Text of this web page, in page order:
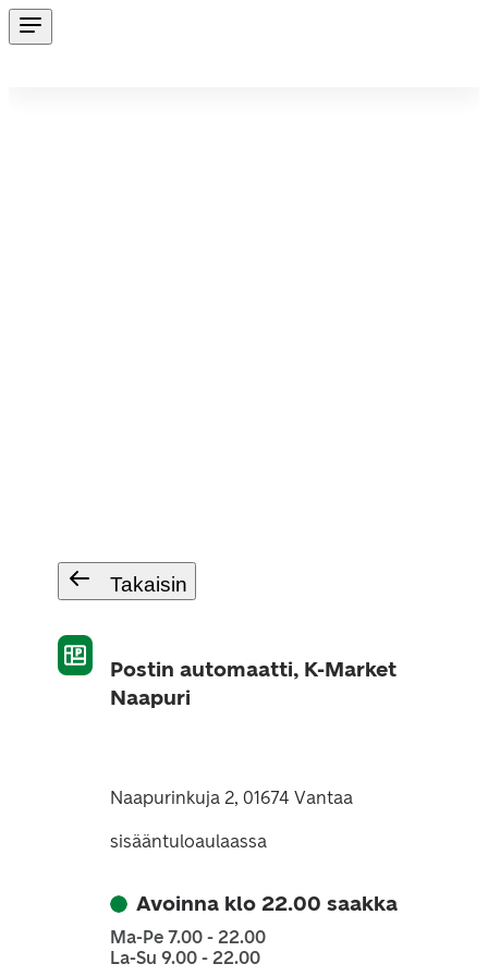
Takaisin
Postin automaatti, K-Market
Naapuri
Naapurinkuja 2, 01674 Vantaa
sisääntuloaulaassa
Avoinna klo 22.00 saakka
Ma-Pe 7.00 - 22.00
La-Su 9.00 - 22.00